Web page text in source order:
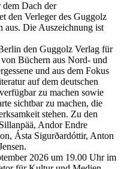
Dach der
den Verleger des Guggolz
aus. Die Auszeichnung ist
den Guggolz Verlag für
Büchern aus Nord- und
und aus dem Fokus
auf dem deutschen
zu machen sowie
sichtbar zu machen, die
stehen. Zu den
Andor Endre
Ásta Sigurðardóttir, Anton
2026 um 19.00 Uhr im